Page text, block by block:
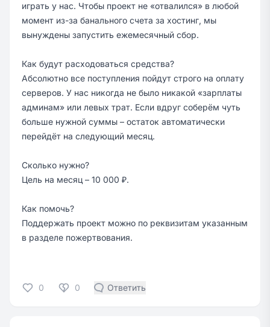
играть у нас. Чтобы проект не «отвалился» в любой
момент из-за банального счета за хостинг, мы
вынуждены запустить ежемесячный сбор.
Как будут расходоваться средства?
Абсолютно все поступления пойдут строго на оплату
серверов. У нас никогда не было никакой «зарплаты
админам» или левых трат. Если вдруг соберём чуть
больше нужной суммы – остаток автоматически
перейдёт на следующий месяц.
Сколько нужно?
Цель на месяц – 10 000 ₽.
Как помочь?
Поддержать проект можно по реквизитам указанным
в разделе пожертвования.
0 0 Ответить